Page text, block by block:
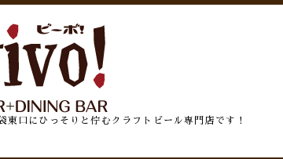
東口にひっそりと佇むクラフトビール専門店です！